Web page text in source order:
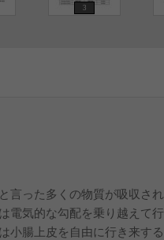
3
った多くの物質が吸収さ
電気的な勾配を乗り越えて
小腸上皮を自由に行き来す